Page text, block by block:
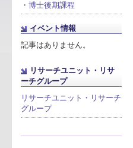
・ 博士後期課程
イベント情報
記事はありません。
リサーチユニット・リサ
ーチグループ
リサーチユニット・リサーチ
グループ